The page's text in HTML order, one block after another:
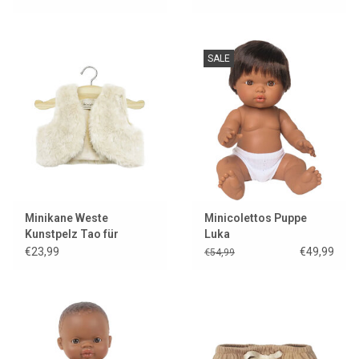
Minikane Weste
Kunstpelz Tao für
Gordi-Puppen / ecru
€23,99
SALE
Minicolettos Puppe
Luka
€54,99 €49,99